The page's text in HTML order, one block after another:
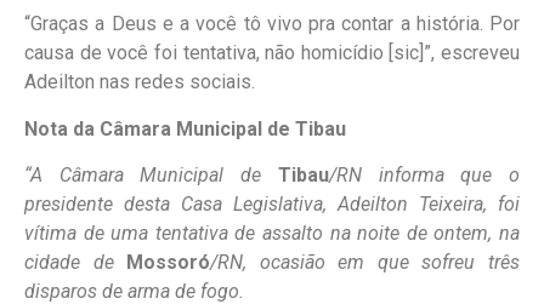
“Graças a Deus e a você tô vivo pra contar a história. Por
causa de você foi tentativa, não homicídio [sic]”, escreveu
Adeilton nas redes sociais.
Nota da Câmara Municipal de Tibau
“A Câmara Municipal de Tibau/RN informa que o
presidente desta Casa Legislativa, Adeilton Teixeira, foi
vítima de uma tentativa de assalto na noite de ontem, na
cidade de Mossoró/RN, ocasião em que sofreu três
disparos de arma de fogo.